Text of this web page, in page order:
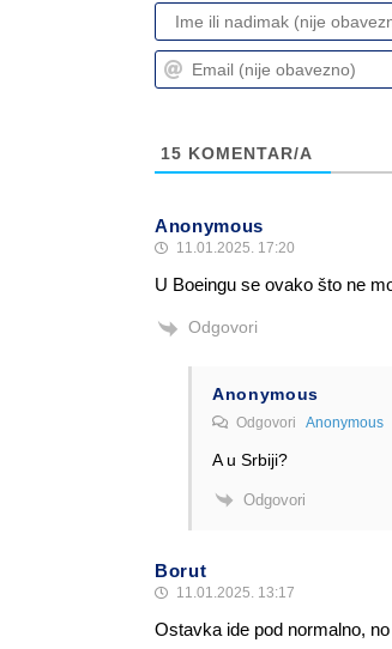
15 KOMENTAR/A
Anonymous
11.01.2025. 17:20
U Boeingu se ovako što ne
Odgovori
Anonymous
Odgovori Anonymous
A u Srbiji?
Odgovori
Borut
11.01.2025. 13:17
Ostavka ide pod normalno,